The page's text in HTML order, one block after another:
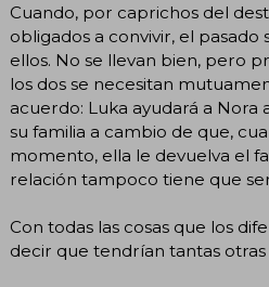
Cuando, por caprichos del
obligados a convivir, el
ellos. No se llevan bien, pero
los dos se necesitan
acuerdo: Luka ayudará a Nora
su familia a cambio de que,
momento, ella le devuelva el
relación tampoco tiene que
Con todas las cosas que los
decir que tendrían tantas